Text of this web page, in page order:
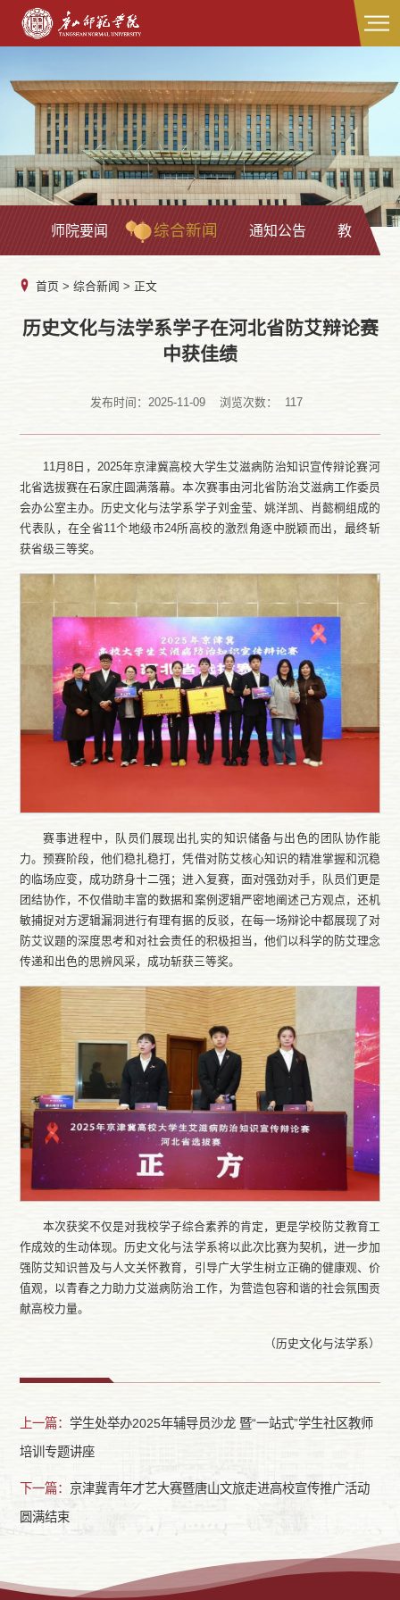
师院要闻 综合新闻 通知公告 教学科研
首页 > 综合新闻 > 正文
历史文化与法学系学子在河北省防艾辩论赛
中获佳绩
发布时间：2025-11-09 浏览次数： 117
11月8日，2025年京津冀高校大学生艾滋病防治知识宣传辩论赛河
北省选拔赛在石家庄圆满落幕。本次赛事由河北省防治艾滋病工作委员
会办公室主办。历史文化与法学系学子刘金莹、姚洋凯、肖懿桐组成的
代表队，在全省11个地级市24所高校的激烈角逐中脱颖而出，最终斩
获省级三等奖。
赛事进程中，队员们展现出扎实的知识储备与出色的团队协作能
力。预赛阶段，他们稳扎稳打，凭借对防艾核心知识的精准掌握和沉稳
的临场应变，成功跻身十二强；进入复赛，面对强劲对手，队员们更是
团结协作，不仅借助丰富的数据和案例逻辑严密地阐述己方观点，还机
敏捕捉对方逻辑漏洞进行有理有据的反驳，在每一场辩论中都展现了对
防艾议题的深度思考和对社会责任的积极担当，他们以科学的防艾理念
传递和出色的思辨风采，成功斩获三等奖。
本次获奖不仅是对我校学子综合素养的肯定，更是学校防艾教育工
作成效的生动体现。历史文化与法学系将以此次比赛为契机，进一步加
强防艾知识普及与人文关怀教育，引导广大学生树立正确的健康观、价
值观，以青春之力助力艾滋病防治工作，为营造包容和谐的社会氛围贡
献高校力量。
（历史文化与法学系）
上一篇：学生处举办2025年辅导员沙龙 暨“一站式”学生社区教师
培训专题讲座
下一篇： 京津冀青年才艺大赛暨唐山文旅走进高校宣传推广活动
圆满结束